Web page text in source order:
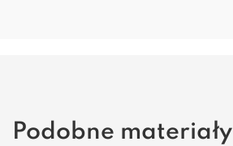
Podobne materiały